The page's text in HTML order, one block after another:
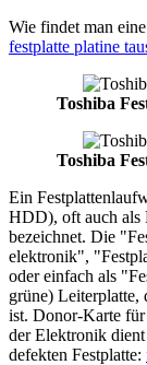
Wie findet man
festplatte platine
Toshiba
Toshiba
Ein
HDD), oft auch als
bezeichnet. Die
elektronik",
oder einfach als
grüne) Leiterplatte,
ist. Donor-Karte für
der Elektronik
defekten Festplatte: